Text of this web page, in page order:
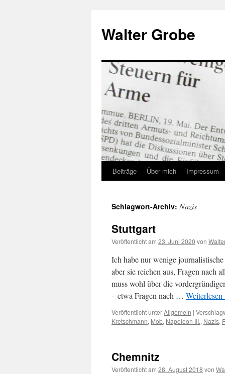
springen
Walter Grobe
Beiträge Über mich Impressum
Schlagwort-Archiv: Nazis
Stuttgart
Veröffentlicht am 23. Juni 2020 von
Ich habe nur wenige
aber sie reichen aus, Fragen nach
muss wohl über die
– etwa Fragen nach … Weiterlesen
Veröffentlicht unterAllgemein |
Kretschmann, Mob, Napoleon III., Nazis,
Chemnitz
Veröffentlicht am 28. August 2018 von